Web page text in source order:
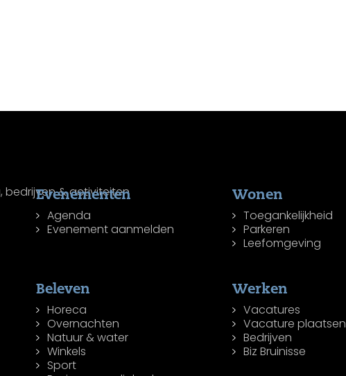
Evenementen
Agenda
Evenement aanmelden
Wonen
Toegankelijkheid
Parkeren
Leefomgeving
Beleven
Horeca
Overnachten
Natuur & water
Winkels
Sport
Werken
Vacatures
Vacature plaatsen
Bedrijven
Biz Bruinisse